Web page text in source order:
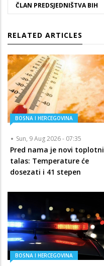
ČLAN PREDSJEDNIŠTVA BIH
RELATED ARTICLES
BOSNA I HERCEGOVINA
Sun, 9 Aug 2026 - 07:35
Pred nama je novi toplotni
talas: Temperature će
dosezati i 41 stepen
BOSNA I HERCEGOVINA